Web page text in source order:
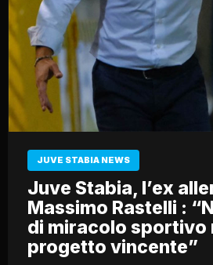
JUVE STABIA NEWS
Juve Stabia, l’ex
Massimo Rastelli :
di miracolo sportivo
progetto vincente”